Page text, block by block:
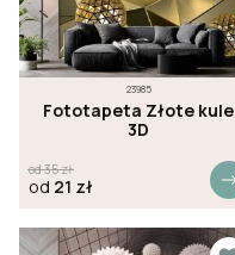
23985
Fototapeta Złote kule
3D
od35zł
od 21 zł